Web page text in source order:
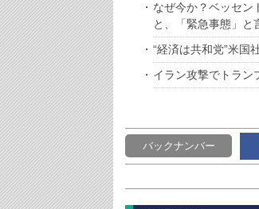
なぜ今か？ベッセン
と、「緊急事態」と
“経済は共和党”米国
イラン攻撃でトラ
バックナンバー